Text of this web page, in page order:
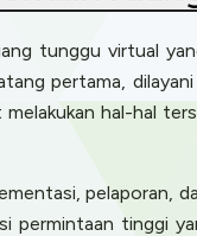
tunggu virtual
pertama,
hal-hal
pelaporan,
tinggi